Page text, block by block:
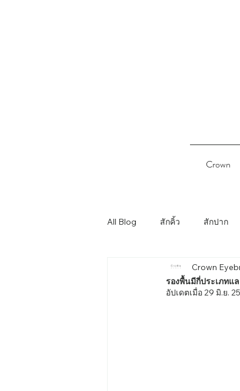
Crown
All Blog สักคิ้ว สักปาก
รองพื้นมีกี่ประเภทแ
Crown
อัปเดตเมื่อ29 มิ.ย.